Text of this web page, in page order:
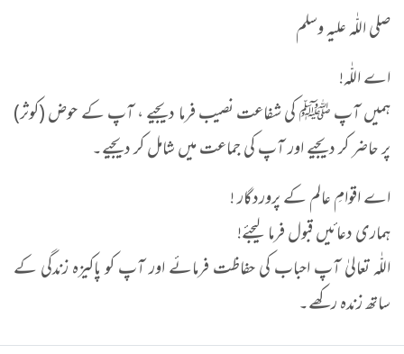
صلی اللّٰہ علیہ وسلم
اے اللّٰہ!
ہمیں آپ ﷺ کی شفاعت نصیب فرما دیجیے ، آپ کے حوض (کوثر)
پر حاضر کر دیجیے اور آپ کی جماعت میں شامل کر دیجیے۔
اے اقوامِ عالم کے پروردگار !
ہماری دعائیں قبول فرما لیجئے!
اللّٰہ تعالیٰ آپ احباب کی حفاظت فرمائے اور آپ کو پاکیزہ زندگی کے
ساتھ زندہ رکھے۔